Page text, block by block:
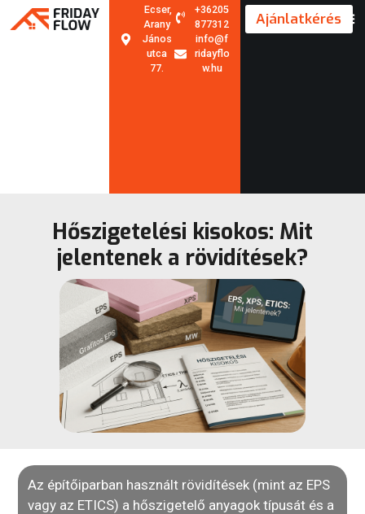
Ecser,
Arany
János
utca
77.
+36205
877312
info@f
ridayflo
w.hu
Ajánlatkérés
Hőszigetelési kisokos: Mit
jelentenek a rövidítések?
Az építőiparban használt rövidítések (mint az EPS
vagy az ETICS) a hőszigetelő anyagok típusát és a